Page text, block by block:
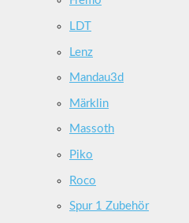
LDT
Lenz
Mandau3d
Märklin
Massoth
Piko
Roco
Spur 1 Zubehör